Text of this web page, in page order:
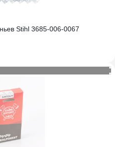
Stihl 3685-006-0067